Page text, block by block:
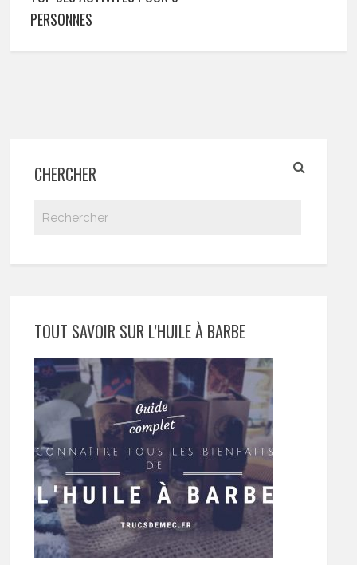
PERSONNES
CHERCHER
TOUT SAVOIR SUR L’HUILE À BARBE